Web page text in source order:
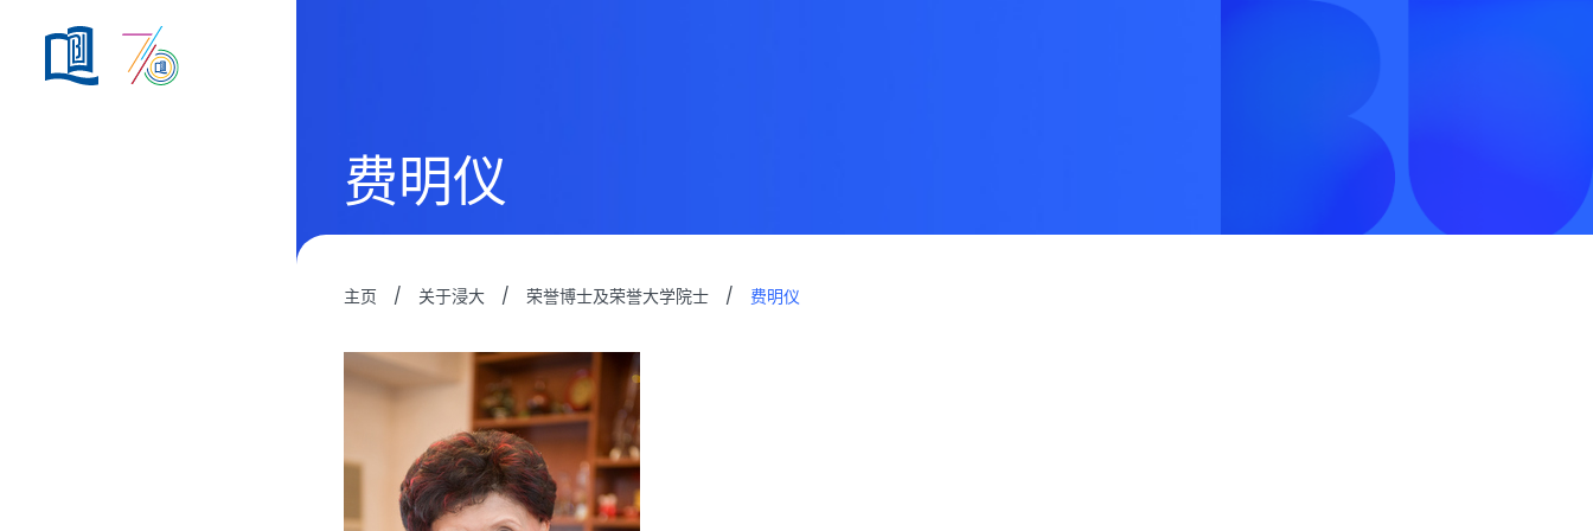
费明仪
主页 / 关于浸大 / 荣誉博士及荣誉大学院士 / 费明仪